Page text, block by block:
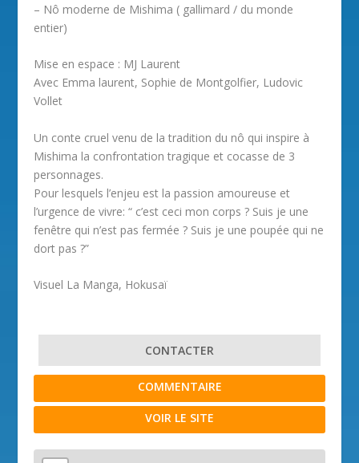
– Nô moderne de Mishima ( gallimard / du monde
entier)
Mise en espace : MJ Laurent
Avec Emma laurent, Sophie de Montgolfier, Ludovic
Vollet
Un conte cruel venu de la tradition du nô qui inspire à
Mishima la confrontation tragique et cocasse de 3
personnages.
Pour lesquels l’enjeu est la passion amoureuse et
l’urgence de vivre: “ c’est ceci mon corps ? Suis je une
fenêtre qui n’est pas fermée ? Suis je une poupée qui ne
dort pas ?”
Visuel La Manga, Hokusaï
CONTACTER
COMMENTAIRE
VOIR LE SITE